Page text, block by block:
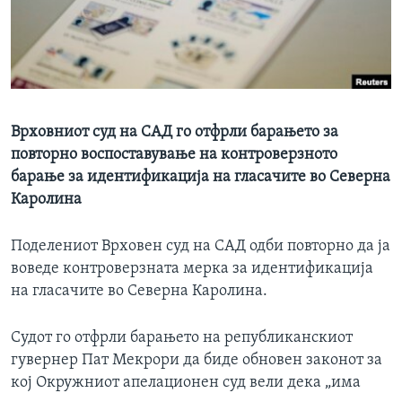
ИНТЕРВЈУА
Јазици
Врховниот суд на САД го отфрли барањето за
повторно воспоставување на контроверзното
барање за идентификација на гласачите во Северна
Каролина
Поделениот Врховен суд на САД одби повторно да ја
воведе контроверзната мерка за идентификација
на гласачите во Северна Каролина.
Судот го отфрли барањето на републиканскиот
гувернер Пат Мекрори да биде обновен законот за
кој Окружниот апелационен суд вели дека „има